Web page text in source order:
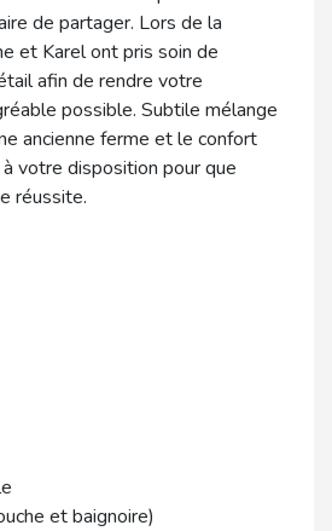
de partager. Lors de la
et Karel ont pris soin de
afin de rendre votre
possible. Subtile mélange
ancienne ferme et le confort
votre disposition pour que
réussite.
et baignoire)